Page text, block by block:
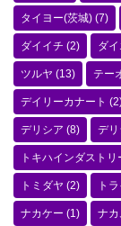
タイヨー(茨城) (7)
ダイイチ (2) ダ
ツルヤ (13) テー
デイリーカナート
デリシア (8) デリ
トキハインダストリ
トミダヤ (2) ト
ナカケー (1) ナ